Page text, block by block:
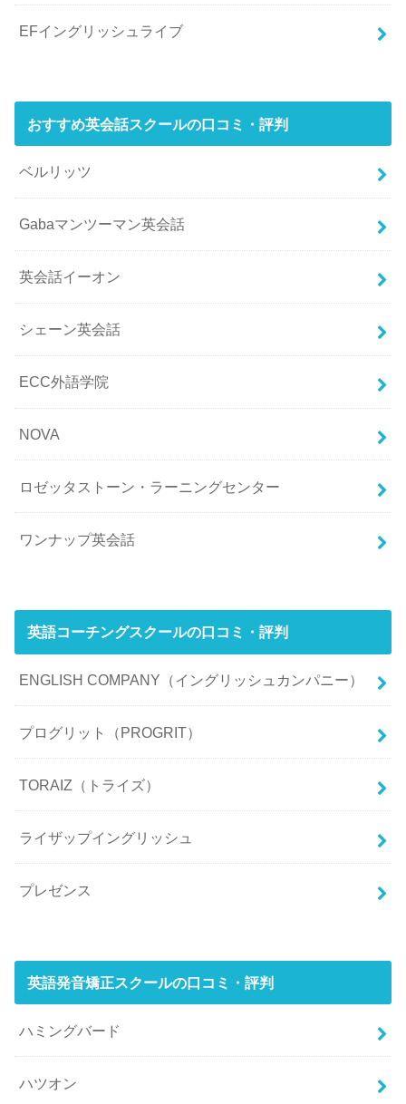
EFイングリッシュライブ
おすすめ英会話スクールの口コミ・評判
ベルリッツ
Gabaマンツーマン英会話
英会話イーオン
シェーン英会話
ECC外語学院
NOVA
ロゼッタストーン・ラーニングセンター
ワンナップ英会話
英語コーチングスクールの口コミ・評判
ENGLISH COMPANY（イングリッシュカンパニー）
プログリット（PROGRIT）
TORAIZ（トライズ）
ライザップイングリッシュ
プレゼンス
英語発音矯正スクールの口コミ・評判
ハミングバード
ハツオン